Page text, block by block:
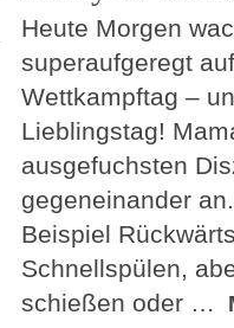
Heute Morgen
superaufgeregt
Wettkampftag –
Lieblingstag!
ausgefuchsten
gegeneinander
Beispiel
Schnellspülen,
schießen oder …